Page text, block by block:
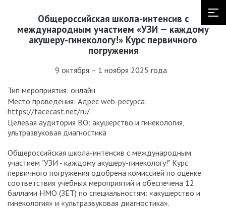
Общероссийская школа-интенсив с
международным участием «УЗИ — каждому
акушеру-гинекологу!» Курс первичного
погружения
9 октября – 1 ноября 2025 года
Тип мероприятия: онлайн
Место проведения: Адрес web-ресурса:
https://facecast.net/ru/
Целевая аудитория ВО: акушерство и гинекология,
ультразвуковая диагностика
Общероссийская школа-интенсив с международным
участием "УЗИ - каждому акушеру-гинекологу!" Курс
первичного погружения одобрена комиссией по оценке
соответствия учебных мероприятий и обеспечена 12
баллами НМО (ЗЕТ) по специальностям: «акушерство и
гинекология» и «ультразвуковая диагностика».